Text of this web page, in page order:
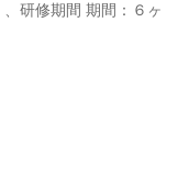
研修期間 期間：６ヶ